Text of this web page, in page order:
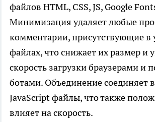
файлов HTML, CSS, JS, Google
Минимизация удаляет любые
комментарии, присутствующие в
файлах, что снижает их размер и
скорость загрузки браузерами и
ботами. Объединение соединяет
JavaScript файлы, что также
влияет на скорость.